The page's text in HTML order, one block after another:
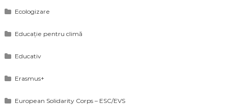
Ecologizare
Educație pentru climă
Educativ
Erasmus+
European Solidarity Corps – ESC/EVS